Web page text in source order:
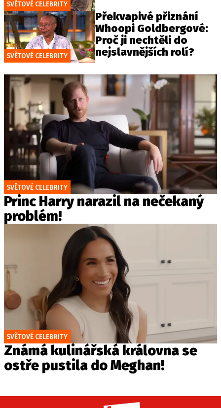
SVĚTOVÉ CELEBRITY
SVĚTOVÉ CELEBRITY
Překvapivé přiznání
Whoopi Goldbergové:
Proč ji nechtěli do
nejslavnějších rolí?
SVĚTOVÉ CELEBRITY
Princ Harry narazil na nečekaný
problém!
SVĚTOVÉ CELEBRITY
Známá kulinářská královna se
ostře pustila do Meghan!